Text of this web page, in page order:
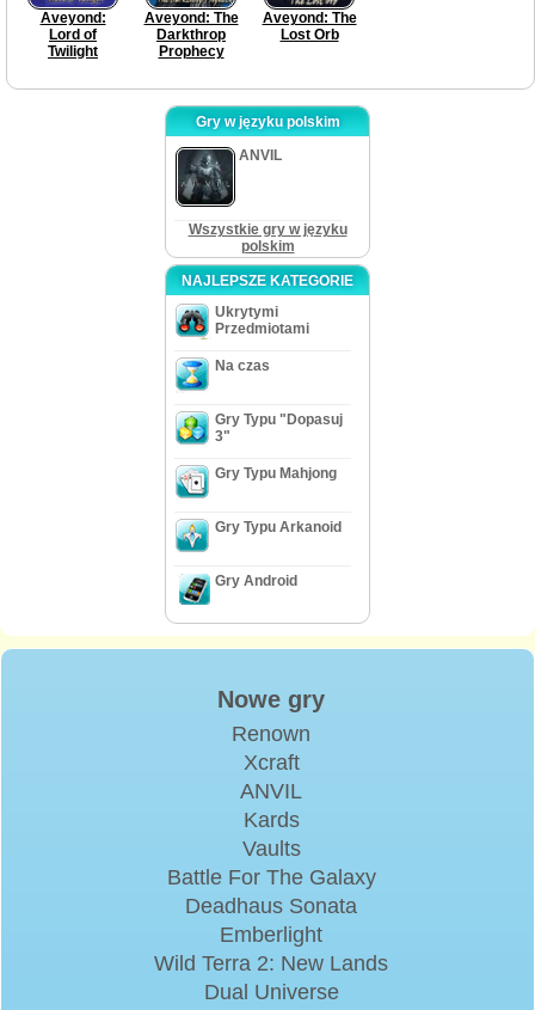
Aveyond:
Lord of
Twilight
Aveyond: The
Darkthrop
Prophecy
Aveyond: The
Lost Orb
Gry w języku polskim
ANVIL
Wszystkie gry w języku
polskim
NAJLEPSZE KATEGORIE
Ukrytymi
Przedmiotami
Na czas
Gry Typu "Dopasuj
3"
Gry Typu Mahjong
Gry Typu Arkanoid
Gry Android
Nowe gry
Renown
Xcraft
ANVIL
Kards
Vaults
Battle For The Galaxy
Deadhaus Sonata
Emberlight
Wild Terra 2: New Lands
Dual Universe